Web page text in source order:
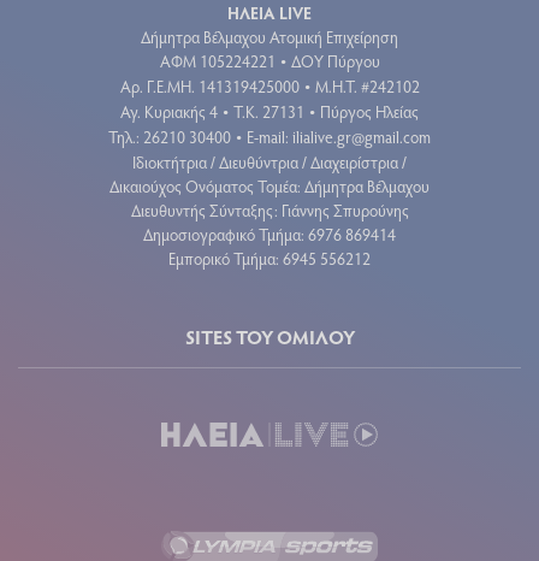
ΗΛΕΙΑ LIVE
Δήμητρα Βέλμαχου Ατομική Επιχείρηση
ΑΦΜ 105224221 • ΔΟΥ Πύργου
Aρ. Γ.Ε.ΜΗ. 141319425000 • Μ.Η.Τ. #242102
Αγ. Κυριακής 4 • Τ.Κ. 27131 • Πύργος Ηλείας
Τηλ.: 26210 30400 • E-mail: ilialive.gr@gmail.com
Ιδιοκτήτρια / Διευθύντρια / Διαχειρίστρια /
Δικαιούχος Ονόματος Τομέα: Δήμητρα Βέλμαχου
Διευθυντής Σύνταξης: Γιάννης Σπυρούνης
Δημοσιογραφικό Τμήμα: 6976 869414
Εμπορικό Τμήμα: 6945 556212
SITES ΤΟΥ ΟΜΙΛΟΥ